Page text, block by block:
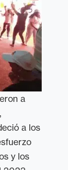
a
a los
y los